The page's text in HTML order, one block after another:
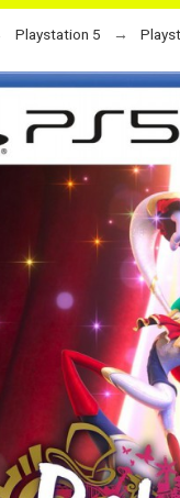
Playstation 5